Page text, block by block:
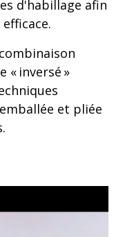
d'habillage afin
« inversé »
et pliée